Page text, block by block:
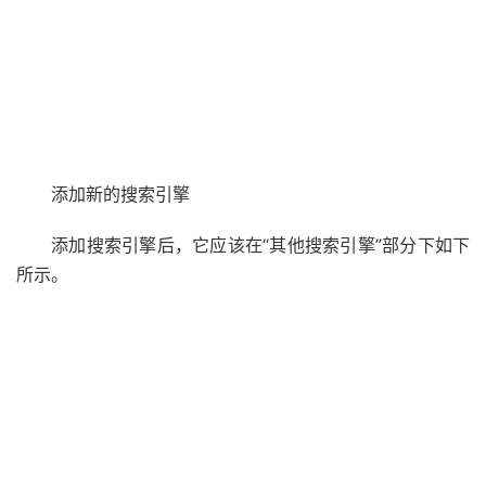
添加新的搜索引擎
添加搜索引擎后，它应该在“其他搜索引擎”部分下如下
所示。